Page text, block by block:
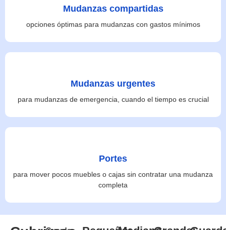
Mudanzas compartidas
opciones óptimas para mudanzas con gastos mínimos
Mudanzas urgentes
para mudanzas de emergencia, cuando el tiempo es crucial
Portes
para mover pocos muebles o cajas sin contratar una mudanza
completa